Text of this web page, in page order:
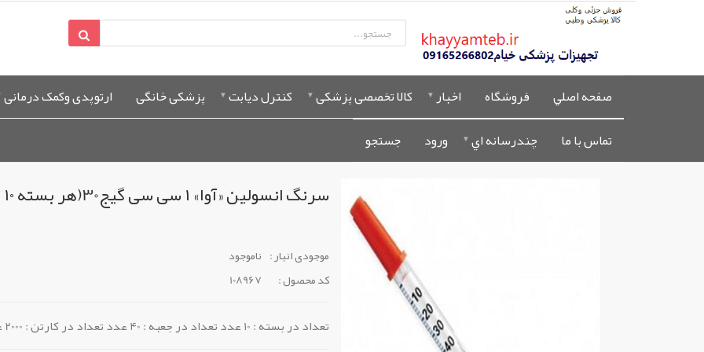
صفحه اصلي فروشگاه اخبار کالا تخصصی پزشکی کنترل دیابت پزشکی خانگی ارتوپدی وکمک درمانی
تماس با ما
چندرسانه اي ورود جستجو
سرنگ انسولین «آوا» ۱ سی سی گیج30(هر بسته ۱۰ عددی)
موجودی انبار : ناموجود
کد محصول :
108967
تعداد در بسته : 10 عدد تعداد در جعبه : 40 عدد تعداد در کارتن : 2000 عدد سرسوزن G30 طول 8 میل